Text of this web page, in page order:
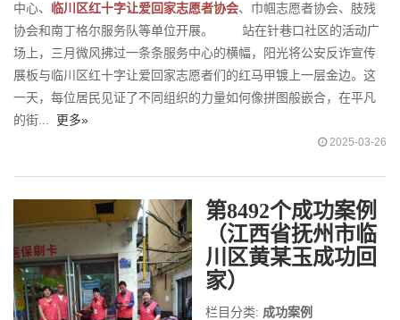
中心、 临川区红十字让爱回家志愿者协会、巾帼志愿者协会、肢残
协会和南丁格尔服务队等单位开展。 站在针巷口社区的活动广
场上，三月微风拂过一条条服务中心的横幅，阳光将公安反诈宣传
展板与临川区红十字让爱回家志愿者们的红马甲镀上一层金边。这
一天，每位居民见证了不同组织的力量如何像拼图般嵌合，在平凡
的街... 更多»
2025-03-26
第8492个成功案例
（江西省抚州市临
川区黄某玉成功回
家）
栏目分类: 成功案例